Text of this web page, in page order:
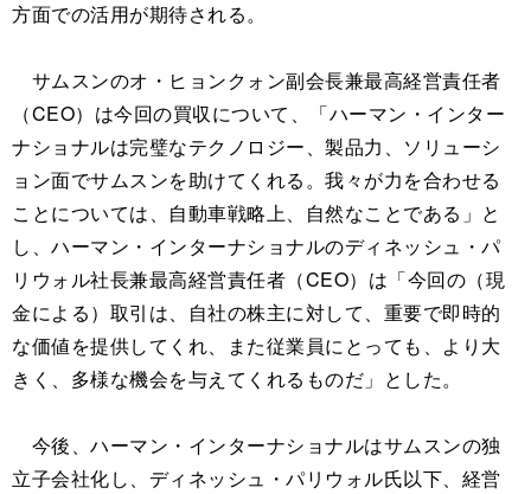
方面での活用が期待される。
サムスンのオ・ヒョンクォン副会長兼最高経営責任者
（CEO）は今回の買収について、「ハーマン・インター
ナショナルは完璧なテクノロジー、製品力、ソリューシ
ョン面でサムスンを助けてくれる。我々が力を合わせる
ことについては、自動車戦略上、自然なことである」と
し、ハーマン・インターナショナルのディネッシュ・パ
リウォル社長兼最高経営責任者（CEO）は「今回の（現
金による）取引は、自社の株主に対して、重要で即時的
な価値を提供してくれ、また従業員にとっても、より大
きく、多様な機会を与えてくれるものだ」とした。
今後、ハーマン・インターナショナルはサムスンの独
立子会社化し、ディネッシュ・パリウォル氏以下、経営